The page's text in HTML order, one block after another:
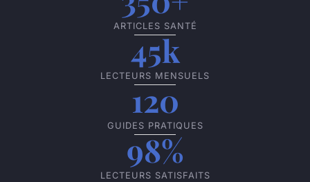
ARTICLES SANTÉ
45k
LECTEURS MENSUELS
120
GUIDES PRATIQUES
98%
LECTEURS SATISFAITS